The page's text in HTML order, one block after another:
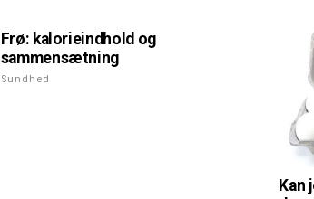
Frø: kalorieindhold og
sammensætning
Sundhed
Kan